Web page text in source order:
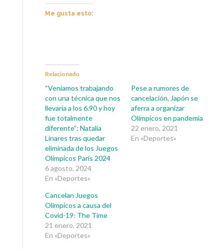
Me gusta esto:
Relacionado
“Veníamos trabajando
con una técnica que nos
llevaría a los 6.90 y hoy
fue totalmente
diferente”: Natalia
Linares tras quedar
eliminada de los Juegos
Olímpicos París 2024
6 agosto, 2024
En «Deportes»
Pese a rumores de
cancelación, Japón se
aferra a organizar
Olímpicos en pandemia
22 enero, 2021
En «Deportes»
Cancelan Juegos
Olímpicos a causa del
Covid-19: The Time
21 enero, 2021
En «Deportes»